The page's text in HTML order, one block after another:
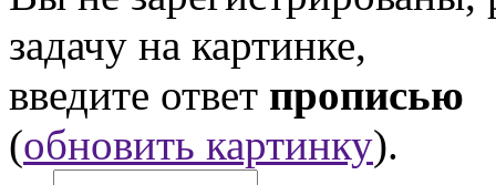
задачу на картинке,
введите ответ прописью
(обновить картинку).